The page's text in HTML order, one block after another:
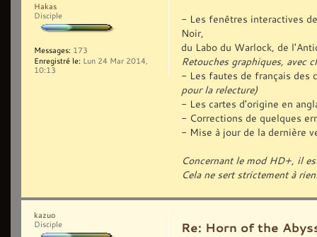
- Les fenêtres interactives
Noir,
du Labo du Warlock, de
Retouches graphiques, avec
- Les fautes de français des
pour la relecture)
- Les cartes d'origine en
- Corrections de quelques
- Mise à jour de la dernière
Concernant le mod HD+, il
Cela ne sert strictement à
Hakas
Disciple
Messages: 173
Enregistré le: Lun 24 Mar 2014,
10:13
Re: Horn of the
kazuo
Disciple